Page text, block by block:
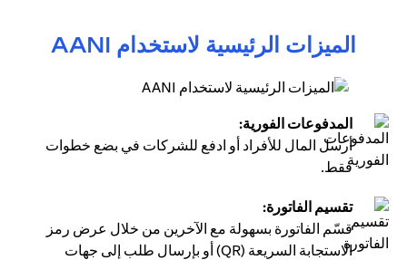
الميزات الرئيسية لاستخدام AANI
المدفوعات الفورية:
أرسل المال للأفراد أو ادفع للشركات في بضع خطوات
فقط.
تقسيم الفاتورة:
قسّم الفاتورة بسهولة مع الآخرين من خلال عرض رمز
الاستجابة السريعة (QR) أو بإرسال طلب إلى جهات